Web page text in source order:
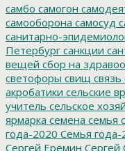
самбо самогон
самооборона самосуд
санитарно-
Петербург санкции
вещей сбор на
светофоры свищ связь
акробатики сельские
учитель сельское
ярмарка семена семья
года-2020 Семья года-
Сергей Ерёмин Сергей